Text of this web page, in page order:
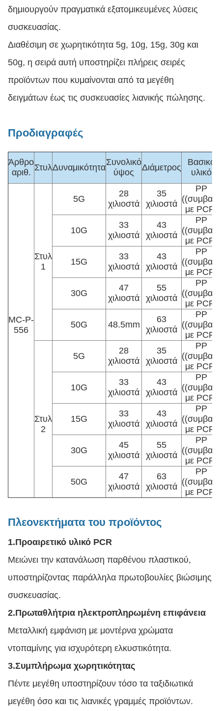
δημιουργούν πραγματικά εξατομικευμένες λύσεις
συσκευασίας.
Διαθέσιμη σε χωρητικότητα 5g, 10g, 15g, 30g και
50g, η σειρά αυτή υποστηρίζει πλήρεις σειρές
προϊόντων που κυμαίνονται από τα μεγέθη
δειγμάτων έως τις συσκευασίες λιανικής πώλησης.
Προδιαγραφές
Άρθρο
αριθ. ΣτυλΔυναμικότητα
Συνολικό
ύψος
Διάμετρος
Βασικό
υλικό
MC-P-
556
Στυλ
1
5G
28
χιλιοστά
35
χιλιοστά
PP
με PCR)
10G
33
χιλιοστά
43
χιλιοστά
PP
με PCR)
15G
33
χιλιοστά
43
χιλιοστά
PP
με PCR)
30G
47
χιλιοστά
55
χιλιοστά
PP
με PCR)
50G 48.5mm
63
χιλιοστά
PP
με PCR)
Στυλ
2
5G
28
χιλιοστά
35
χιλιοστά
PP
με PCR)
10G
33
χιλιοστά
43
χιλιοστά
PP
με PCR)
15G
33
χιλιοστά
43
χιλιοστά
PP
με PCR)
30G
45
χιλιοστά
55
χιλιοστά
PP
με PCR)
50G
47
χιλιοστά
63
χιλιοστά
PP
με PCR)
Πλεονεκτήματα του προϊόντος
1.Προαιρετικό υλικό PCR
Μειώνει την κατανάλωση παρθένου πλαστικού,
υποστηρίζοντας παράλληλα πρωτοβουλίες βιώσιμης
συσκευασίας.
2.Πρωταθλήτρια ηλεκτροπληρωμένη επιφάνεια
Μεταλλική εμφάνιση με μοντέρνα χρώματα
ντοπαμίνης για ισχυρότερη ελκυστικότητα.
3.Συμπλήρωμα χωρητικότητας
Πέντε μεγέθη υποστηρίζουν τόσο τα ταξιδιωτικά
μεγέθη όσο και τις λιανικές γραμμές προϊόντων.